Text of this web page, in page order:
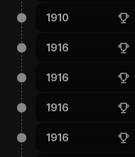
1910
1916
1916
1916
1916